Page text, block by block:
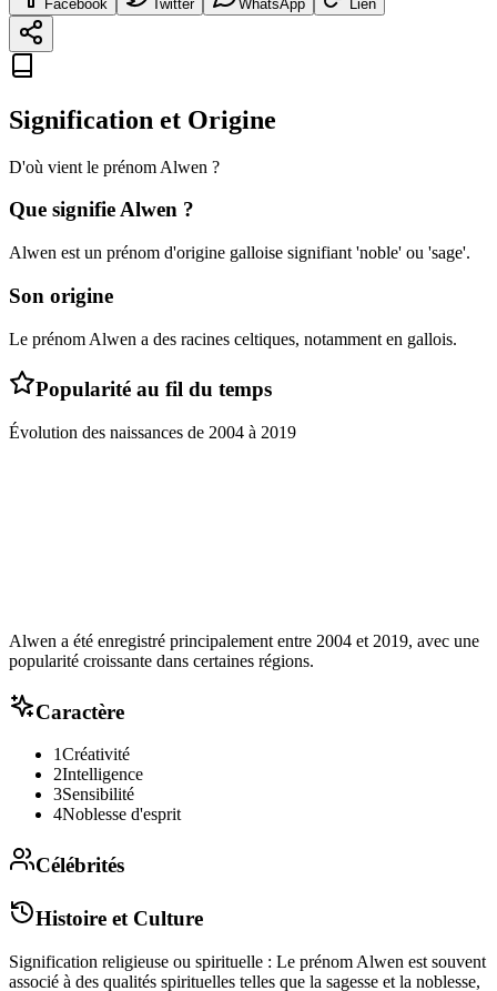
Facebook Twitter WhatsApp Lien
Signification et Origine
D'où vient le prénom Alwen ?
Que signifieAlwen ?
Alwen est un prénom d'origine galloise signifiant 'noble' ou 'sage'.
Son origine
Le prénom Alwen a des racines celtiques, notamment en gallois.
Popularité au fil du temps
Évolution des naissances de 2004 à 2019
Alwen a été enregistré principalement entre 2004 et 2019, avec une
popularité croissante dans certaines régions.
Caractère
1Créativité
2Intelligence
3Sensibilité
4Noblesse d'esprit
Célébrités
Histoire et Culture
Signification religieuse ou spirituelle : Le prénom Alwen est souvent
associé à des qualités spirituelles telles que la sagesse et la noblesse,